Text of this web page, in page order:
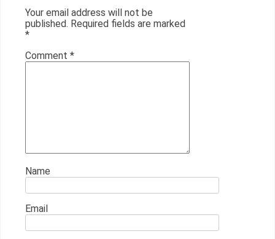
Your email address will not be
published. Required fields are marked
*
Comment *
Name
Email